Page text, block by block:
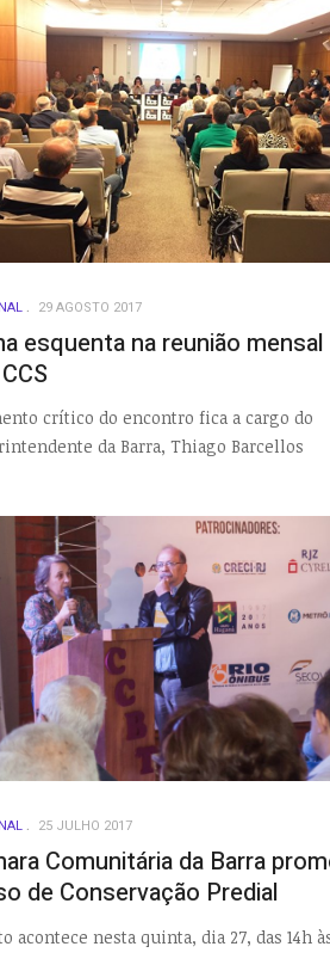
29 AGOSTO 2017
esquenta na reunião
crítico do encontro fica a cargo do
da Barra, Thiago Barcellos
25 JULHO 2017
Comunitária da Barra
de Conservação Predial
acontece nesta quinta, dia 27, das 14h